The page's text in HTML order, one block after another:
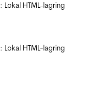
: Lokal HTML-lagring
: Lokal HTML-lagring